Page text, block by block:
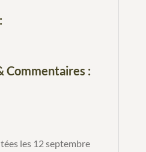
Commentaires :
les 12 septembre